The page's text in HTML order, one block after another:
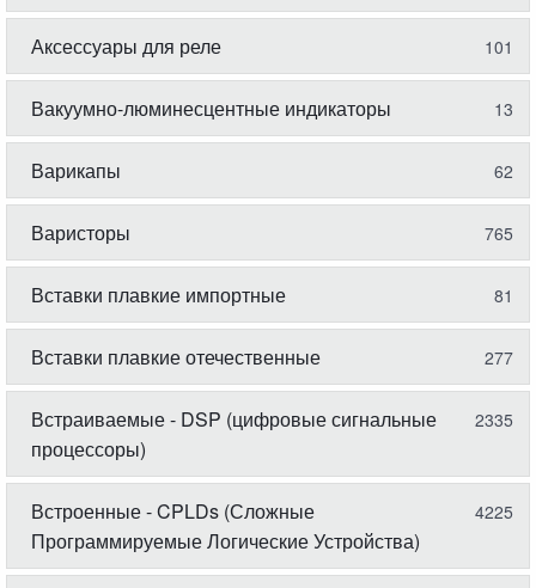
Аксессуары для реле 101
Вакуумно-люминесцентные индикаторы 13
Варикапы 62
Варисторы 765
Вставки плавкие импортные 81
Вставки плавкие отечественные 277
Встраиваемые - DSP (цифровые сигнальные
процессоры)
2335
Встроенные - CPLDs (Сложные
Программируемые Логические Устройства)
4225